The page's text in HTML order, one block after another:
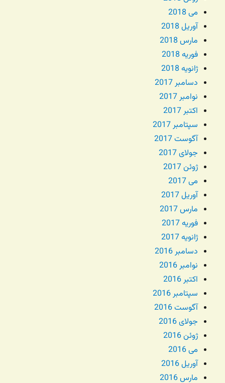
می 2018
آوریل 2018
مارس 2018
فوریه 2018
ژانویه 2018
دسامبر 2017
نوامبر 2017
اکتبر 2017
سپتامبر 2017
آگوست 2017
جولای 2017
ژوئن 2017
می 2017
آوریل 2017
مارس 2017
فوریه 2017
ژانویه 2017
دسامبر 2016
نوامبر 2016
اکتبر 2016
سپتامبر 2016
آگوست 2016
جولای 2016
ژوئن 2016
می 2016
آوریل 2016
مارس 2016